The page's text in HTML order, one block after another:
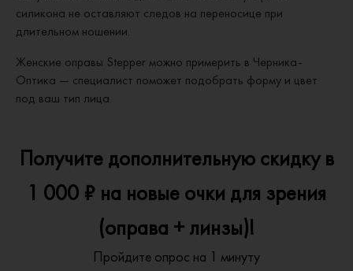
силикона не оставляют следов на переносице при
длительном ношении.
Женские оправы Stepper можно примерить в Черника-
Оптика — специалист поможет подобрать форму и цвет
под ваш тип лица.
Получите дополнительную скидку в
1 000 ₽ на новые очки для зрения
(оправа + линзы)!
Пройдите опрос на 1 минуту